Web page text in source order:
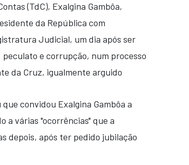
(TdC), Exalgina Gambôa,
da República com
Judicial, um dia após ser
e corrupção, num processo
da Cruz, igualmente arguido
convidou Exalgina Gambôa a
a várias "ocorrências" que a
depois, após ter pedido jubilação